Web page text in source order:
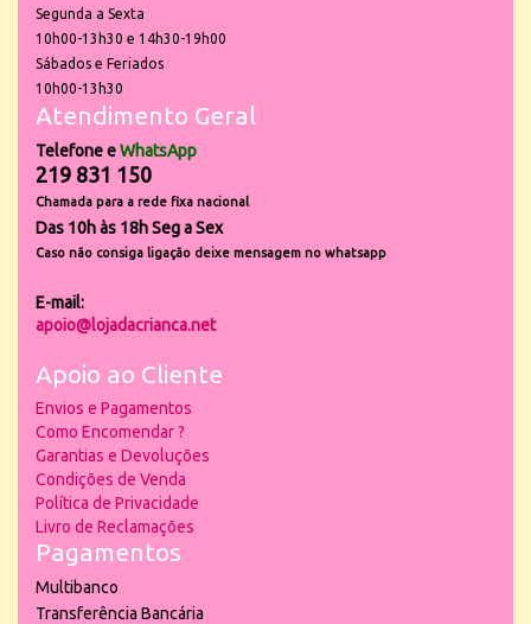
Segunda a Sexta
10h00-13h30 e 14h30-19h00
Sábados e Feriados
10h00-13h30
Atendimento Geral
Telefone eWhatsApp
219 831 150
Chamada para a rede fixa nacional
Das 10h às 18h Seg a Sex
Caso não consiga ligação deixe mensagem no whatsapp
E-mail:
apoio@lojadacrianca.net
Apoio ao Cliente
Envios e Pagamentos
Como Encomendar ?
Garantias e Devoluções
Condições de Venda
Política de Privacidade
Livro de Reclamações
Pagamentos
Multibanco
Transferência Bancária